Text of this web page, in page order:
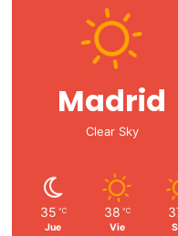
Madrid
Clear Sky
35 ℃
Jue
38 ℃
Vie